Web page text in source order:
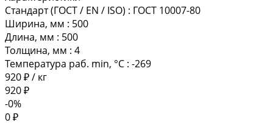
Стандарт (ГОСТ / EN / ISO) : ГОСТ 10007-80
Ширина, мм : 500
Длина, мм : 500
Толщина, мм : 4
Температура раб. min, °C : -269
920 ₽/ кг
920 ₽
-0%
0 ₽